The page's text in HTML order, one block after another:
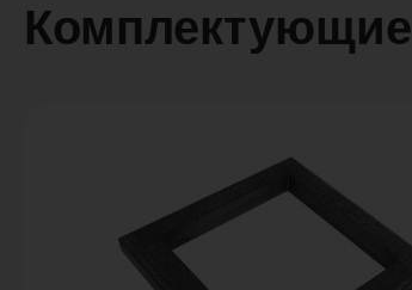
Комплектующие